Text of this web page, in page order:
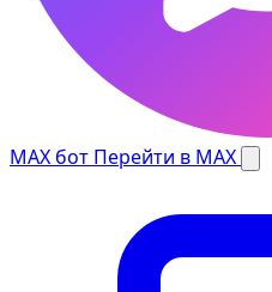
MAX бот Перейти в MAX